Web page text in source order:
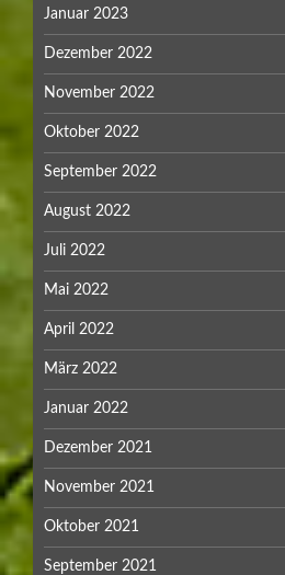
Januar 2023
Dezember 2022
November 2022
Oktober 2022
September 2022
August 2022
Juli 2022
Mai 2022
April 2022
März 2022
Januar 2022
Dezember 2021
November 2021
Oktober 2021
September 2021